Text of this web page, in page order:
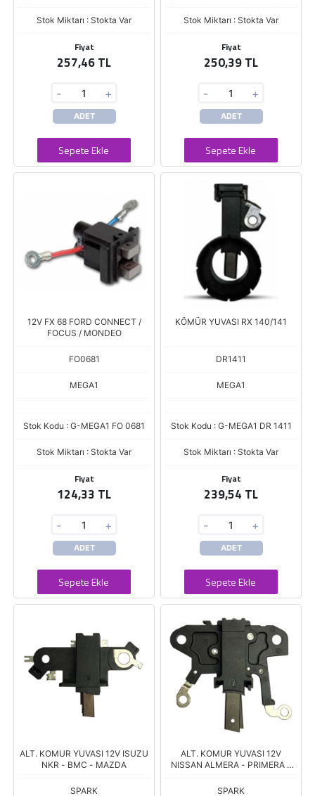
Stok Miktarı : Stokta Var
Fiyat
257,46 TL
- +
ADET
Sepete Ekle
Stok Miktarı : Stokta Var
Fiyat
250,39 TL
- +
ADET
Sepete Ekle
12V FX 68 FORD CONNECT /
FOCUS / MONDEO
FO0681
MEGA1
Stok Kodu : G-MEGA1 FO 0681
Stok Miktarı : Stokta Var
Fiyat
124,33 TL
- +
ADET
Sepete Ekle
KÖMÜR YUVASI RX 140/141
DR1411
MEGA1
Stok Kodu : G-MEGA1 DR 1411
Stok Miktarı : Stokta Var
Fiyat
239,54 TL
- +
ADET
Sepete Ekle
ALT. KOMUR YUVASI 12V ISUZU
NKR - BMC - MAZDA
SPARK
ALT. KOMUR YUVASI 12V
NISSAN ALMERA - PRIMERA -
SPARK